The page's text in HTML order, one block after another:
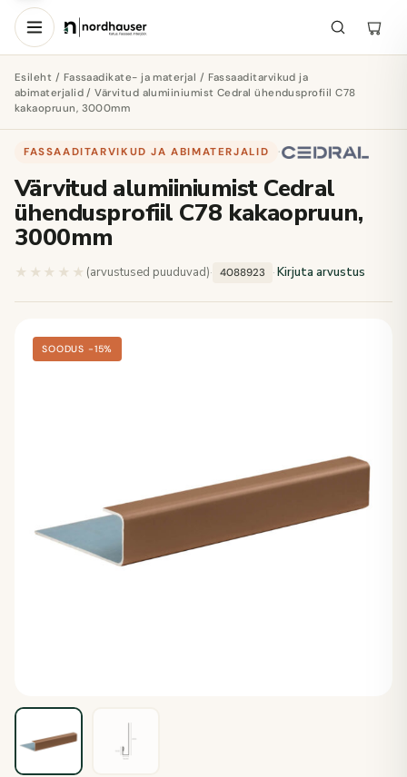
Esileht / Fassaadikate- ja materjal / Fassaaditarvikud ja
abimaterjalid/ Värvitud alumiiniumist Cedral ühendusprofiil C78
kakaopruun, 3000mm
FASSAADITARVIKUD JA ABIMATERJALID ·
Värvitud alumiiniumist Cedral
ühendusprofiil C78 kakaopruun,
3000mm
★★★★★ ★★★★★
(arvustused puuduvad)· 4088923 ·Kirjuta arvustus
SOODUS −15%